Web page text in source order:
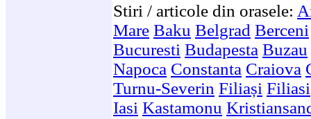
Stiri / articole din orasele:
Mare Baku Belgrad Berceni
Bucuresti Budapesta Buzau
Napoca Constanta Craiova
Turnu-Severin Filiași Filiasi
Iasi Kastamonu